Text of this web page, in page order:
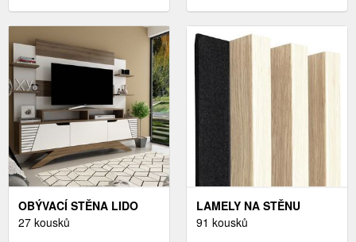
OBÝVACÍ STĚNA LIDO
27 kousků
LAMELY NA STĚNU
91 kousků